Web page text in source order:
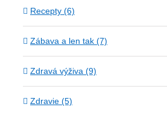
Recepty (6)
Zábava a len tak (7)
Zdravá výživa (9)
Zdravie (5)